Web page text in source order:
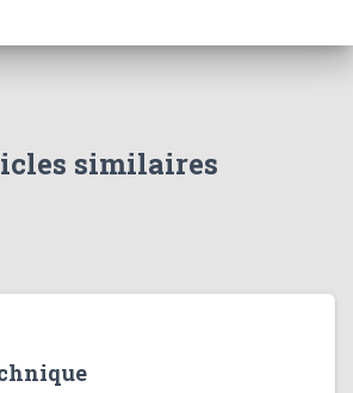
similaires